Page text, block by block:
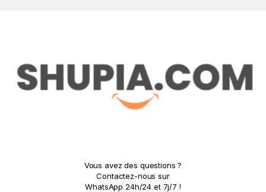
Vous avez des questions ?
Contactez-nous sur
WhatsApp 24h/24 et 7j/7 !